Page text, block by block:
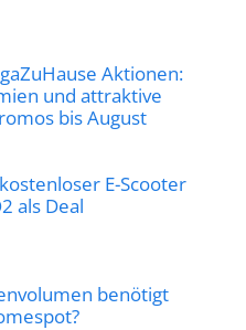
Aktionen:
und attraktive
bis August
E-Scooter
als Deal
benötigt